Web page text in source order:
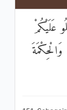
عَلَيْكُمْ